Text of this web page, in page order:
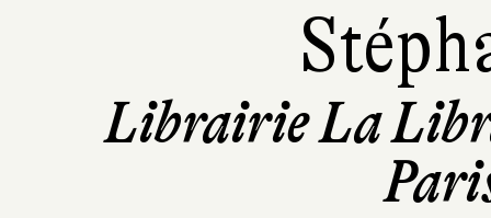
Librairie La